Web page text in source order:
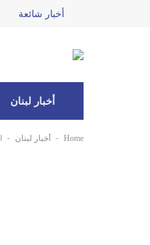
أخبار شائعة
أخبار لبنان
Home
- أخبار لبنان -